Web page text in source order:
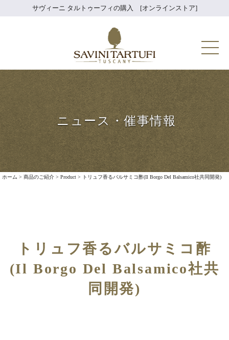
サヴィーニ タルトゥーフィの購入 [オンラインストア]
ニュース・催事情報
ホーム > 商品のご紹介 > Product > トリュフ香るバルサミコ酢(Il Borgo Del Balsamico社共同開発)
トリュフ香るバルサミコ酢
(Il Borgo Del Balsamico社共
同開発)